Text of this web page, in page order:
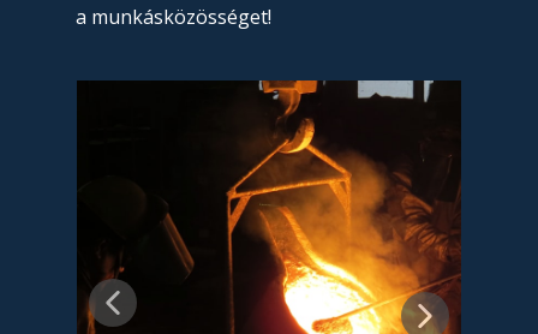
a munkásközösséget!